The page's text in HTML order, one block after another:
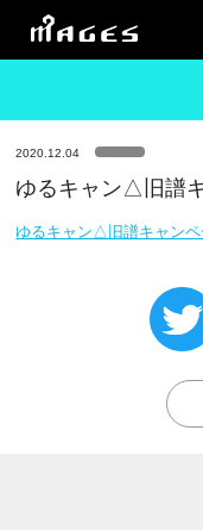
2020.12.04
ゆるキャン△旧譜
ゆるキャン△旧譜キャン